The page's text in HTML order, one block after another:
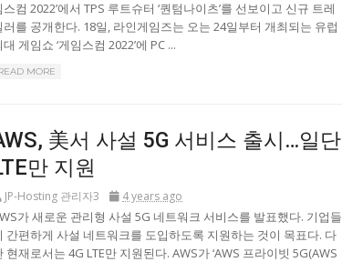
스컴 2022’에서 TPS 루트슈터 ‘퀀텀나이츠’를 선보이고 신규 트레
러를 공개한다. 18일, 라인게임즈는 오는 24일부터 개최되는 유럽
게임쇼 ‘게임스컴 2022’에 PC ...
MORE
美서 사설 5G 서비스 출시…일단
만 지원
JP-Hosting 관리자3 4 years ago
가 새로운 관리형 사설 5G 네트워크 서비스를 발표했다. 기업들
간편하게 사설 네트워크를 도입하도록 지원하는 것이 목표다. 다
현재로서는 4G LTE만 지원된다. AWS가 ‘AWS 프라이빗 5G(AWS